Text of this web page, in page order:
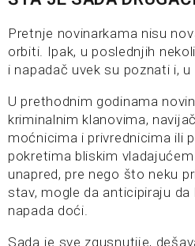
Pretnje novinarkama nisu
orbiti. Ipak, u poslednjih
i napadač uvek su poznati i,
U prethodnim godinama
kriminalnim klanovima,
moćnicima i privrednicima ili
pokretima bliskim
unapred, pre nego što neku
stav, mogle da anticipiraju
napada doći.
Sada je sve zgusnutije,